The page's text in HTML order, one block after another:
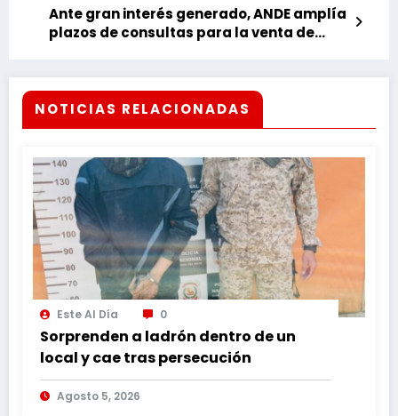
Ante gran interés generado, ANDE amplía
plazos de consultas para la venta de
NOTICIAS RELACIONADAS
Este Al Día 0
Sorprenden a ladrón dentro de un
local y cae tras persecución
Agosto 5, 2026